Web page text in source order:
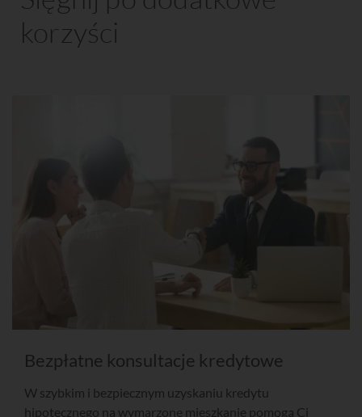
korzyści
Bezpłatne konsultacje kredytowe
W szybkim i bezpiecznym uzyskaniu kredytu
hipotecznego na wymarzone mieszkanie pomogą Ci